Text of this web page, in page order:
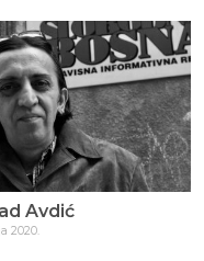
Avdić
2020.